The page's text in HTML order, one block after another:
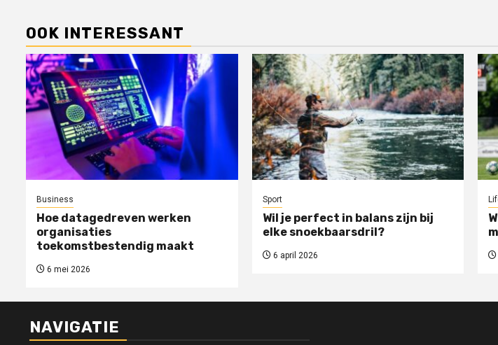
OOK INTERESSANT
Business
Hoe datagedreven werken
organisaties
toekomstbestendig maakt
6 mei 2026
Sport
Wil je perfect in balans zijn bij
elke snoekbaarsdril?
6 april 2026
NAVIGATIE